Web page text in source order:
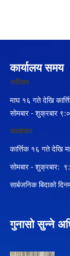
कार्यालय समय
गर्मीयाम
माघ १६ गते देखि
सोमबार - शुक्रबार
जाडोयाम
कार्त्तिक १६ गते देखि
सोमबार - शुक्रबार:
सार्बजनिक बिदाको
गुनासो सुन्ने